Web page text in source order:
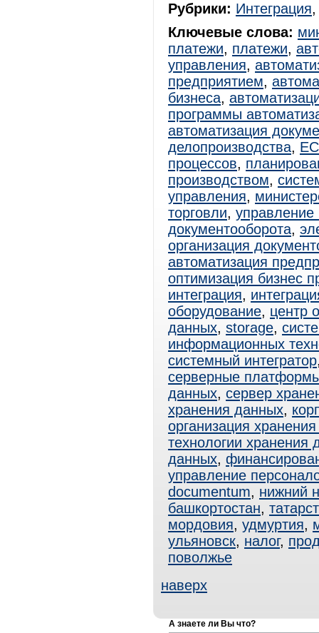
Рубрики: Интеграция
Ключевые слова:
платежи, платежи,
управления,
предприятием,
бизнеса,
программы
автоматизация
делопроизводства,
процессов,
производством,
управления,
торговли, управление
документооборота,
организация
автоматизация
оптимизация бизнес
интеграция,
оборудование, центр
данных, storage,
информационных
системный интегратор
серверные
данных, сервер
хранения данных,
организация
технологии хранения
данных,
управление
documentum, нижний
башкортостан,
мордовия, удмуртия,
ульяновск, налог,
поволжье
наверх
А знаете ли Вы что?